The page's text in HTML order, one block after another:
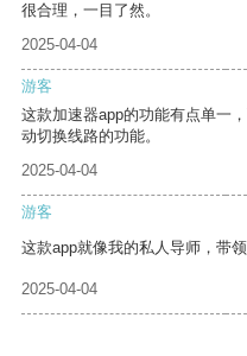
很合理，一目了然。
2025-04-04
游客
这款加速器app的功能有点单一
动切换线路的功能。
2025-04-04
游客
这款app就像我的私人导师，带
2025-04-04